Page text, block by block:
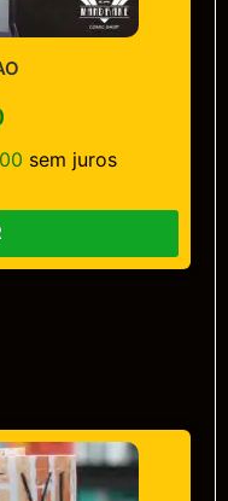
sem juros